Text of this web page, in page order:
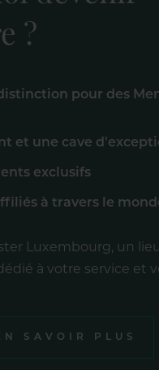
?
pour des
et une cave
exclusifs
à travers le
Luxembourg, un lieu
à votre service et
SAVOIR PLUS